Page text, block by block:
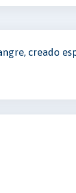
creado